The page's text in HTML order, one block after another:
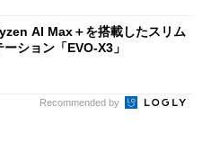
AI Max＋を搭載したスリム
ション「EVO-X3」
Recommended by